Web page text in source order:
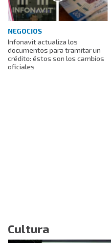
NEGOCIOS
Infonavit actualiza los
documentos para tramitar un
crédito: éstos son los cambios
oficiales
Cultura